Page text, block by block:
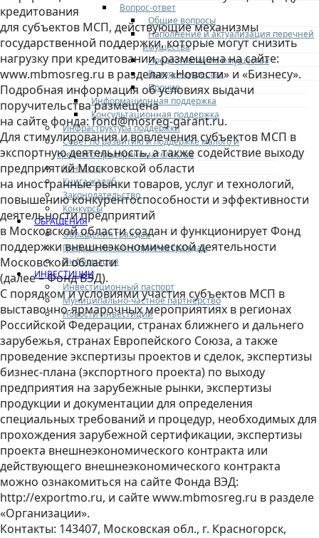
Вопрос-ответ
Общие вопросы
Наполнение и актуализация перечней
имущества
Предоставление имущества
Выкуп имущества
Прочие
Информационная поддержка
Консультационная поддержка
Инфраструктура поддержки
Совет по развитию и поддержке малого и
среднего предпринимательства
Контакты
Книга жалоб
Законодательство
Конкурсы
ОБРАЩЕНИЯ
Обращения граждан
Графики личного приема граждан
Информация
ИНВЕСТИЦИИ
Инвестиционный паспорт
Муниципально-частное партнерство
Новости инвестиций
кредитования
для субъектов МСП, действующие механизмы
государственной поддержки, которые могут снизить
нагрузку при кредитовании, размещена на сайте:
www.mbmosreg.ru в разделах «Новости» и «Бизнесу».
Подробная информация об условиях выдачи
поручительства размещена
на сайте фонда: fond@mosreg-garant.ru.
Для стимулирования и вовлечения субъектов МСП в
экспортную деятельность, а также содействие выходу
предприятий Московской области
на иностранные рынки товаров, услуг и технологий,
повышению конкурентоспособности и эффективности
деятельности предприятий
в Московской области создан и функционирует Фонд
поддержки внешнеэкономической деятельности
Московской области
(далее – Фонд ВЭД).
С порядком и условиями участия субъектов МСП в
выставочно-ярмарочных мероприятиях в регионах
Российской Федерации, странах ближнего и дальнего
зарубежья, странах Европейского Союза, а также
проведение экспертизы проектов и сделок, экспертизы
бизнес-плана (экспортного проекта) по выходу
предприятия на зарубежные рынки, экспертизы
продукции и документации для определения
специальных требований и процедур, необходимых для
прохождения зарубежной сертификации, экспертизы
проекта внешнеэкономического контракта или
действующего внешнеэкономического контракта
можно ознакомиться на сайте Фонда ВЭД:
http://exportmo.ru, и сайте www.mbmosreg.ru в разделе
«Организации».
Контакты: 143407, Московская обл., г. Красногорск,